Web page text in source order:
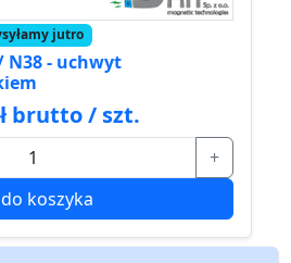
jutro
N38 - uchwyt
brutto / szt.
+
do koszyka